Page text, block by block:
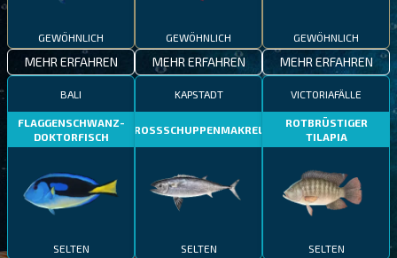
GEWÖHNLICH
MEHR ERFAHREN
GEWÖHNLICH
MEHR ERFAHREN
GEWÖHNLICH
MEHR ERFAHREN
BALI
FLAGGENSCHWANZ-
DOKTORFISCH
SELTEN
KAPSTADT
GROSSSCHUPPENMAKRELE
SELTEN
VICTORIAFÄLLE
ROTBRÜSTIGER
TILAPIA
SELTEN